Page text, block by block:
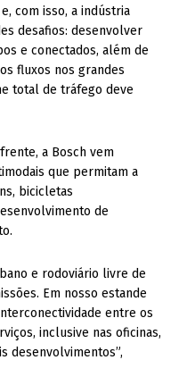
com isso, a indústria
desafios: desenvolver
e conectados, além de
fluxos nos grandes
total de tráfego deve
a Bosch vem
que permitam a
bicicletas
de
e rodoviário livre de
Em nosso estande
entre os
inclusive nas oficinas,
desenvolvimentos”,